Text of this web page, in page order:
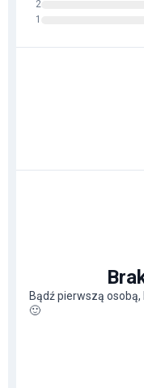
2
1
Bądź pierwszą
🙂